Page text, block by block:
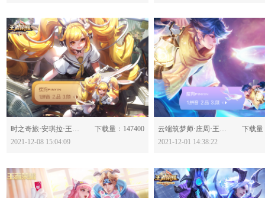
分享：
时之奇旅·安琪拉·王者荣耀-623277
下载量：147400
2021-12-08 15:04:09
分享：
云端筑梦师·庄周·王者荣耀-623129
下载量
2021-12-01 14:38:22